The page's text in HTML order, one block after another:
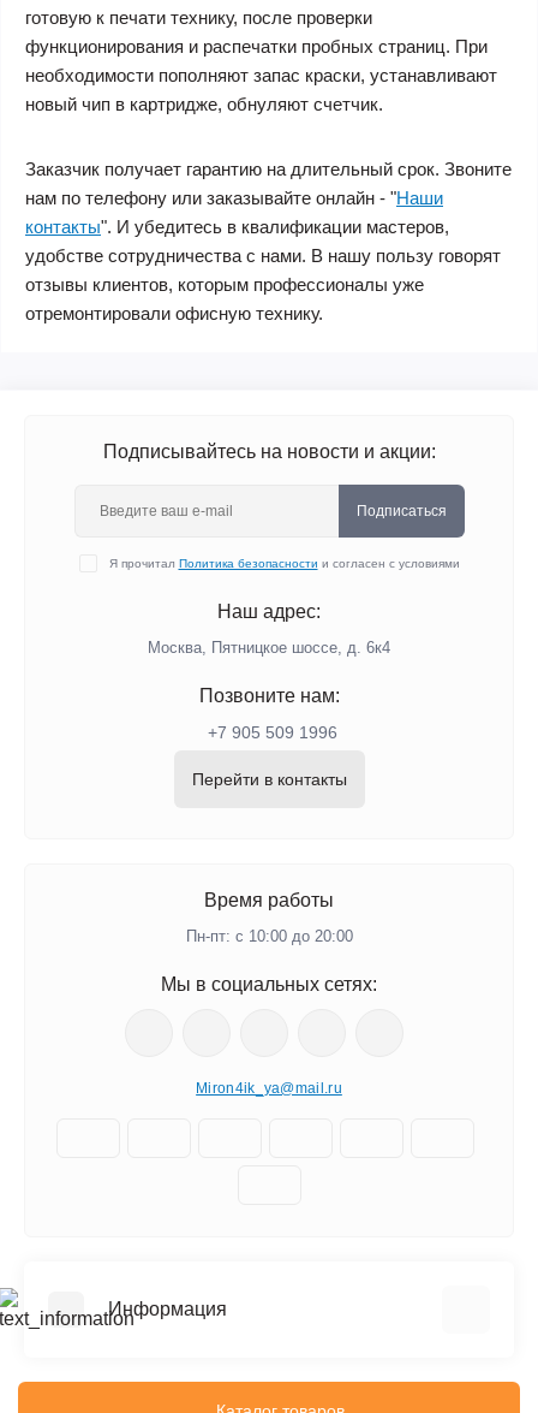
готовую к печати технику, после проверки
функционирования и распечатки пробных страниц. При
необходимости пополняют запас краски, устанавливают
новый чип в картридже, обнуляют счетчик.
Заказчик получает гарантию на длительный срок. Звоните
нам по телефону или заказывайте онлайн - "Наши
контакты". И убедитесь в квалификации мастеров,
удобстве сотрудничества с нами. В нашу пользу говорят
отзывы клиентов, которым профессионалы уже
отремонтировали офисную технику.
Подписывайтесь на новости и акции:
Подписаться
Я прочитал Политика безопасности и согласен с условиями
Наш адрес:
Москва, Пятницкое шоссе, д. 6к4
Позвоните нам:
+7 905 509 1996
Перейти в контакты
Время работы
Пн-пт: с 10:00 до 20:00
Мы в социальных сетях:
Miron4ik_ya@mail.ru
Информация